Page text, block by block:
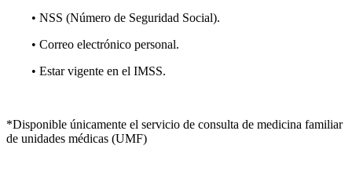
• NSS (Número de Seguridad Social).
• Correo electrónico personal.
• Estar vigente en el IMSS.
*Disponible únicamente el servicio de consulta de medicina familiar
de unidades médicas (UMF)